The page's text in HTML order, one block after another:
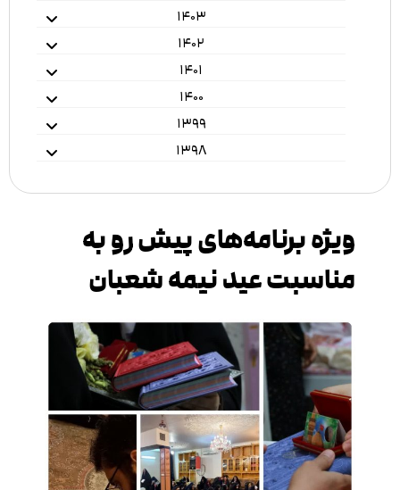
۱۴۰۳
۱۴۰۲
۱۴۰۱
۱۴۰۰
۱۳۹۹
۱۳۹۸
ویژه برنامه‌های پیش رو به
مناسبت عید نیمه شعبان